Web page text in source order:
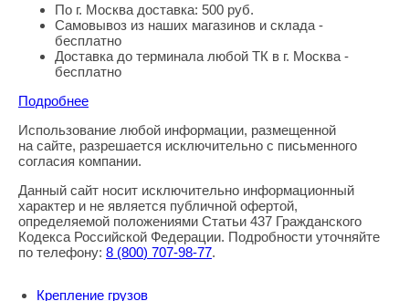
По г. Москва доставка: 500 руб.
Самовывоз из наших магазинов и склада -
бесплатно
Доставка до терминала любой ТК в г. Москва -
бесплатно
Подробнее
Правовая информация
Использование любой информации, размещенной
на сайте, разрешается исключительно с письменного
согласия компании.
Данный сайт носит исключительно информационный
характер и не является публичной офертой,
определяемой положениями Статьи 437 Гражданского
Кодекса Российской Федерации. Подробности уточняйте
по телефону: 8 (800) 707-98-77.
Крепление грузов